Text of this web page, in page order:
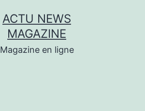
ACTU NEWS
MAGAZINE
Magazine en ligne